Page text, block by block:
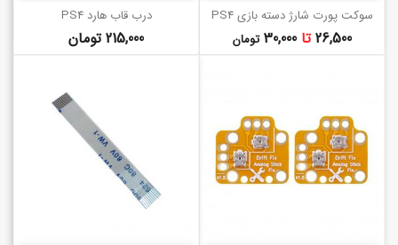
سوکت پورت شارژ دسته بازی PS4
قیمت 26,500 تا30,000 تومان
درب قاب هارد PS4
قیمت215,000 تومان